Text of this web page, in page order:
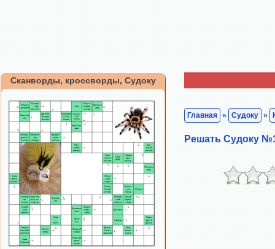
Сканворды, кроссворды, Судоку
Главная » Судоку »
Решать Судоку